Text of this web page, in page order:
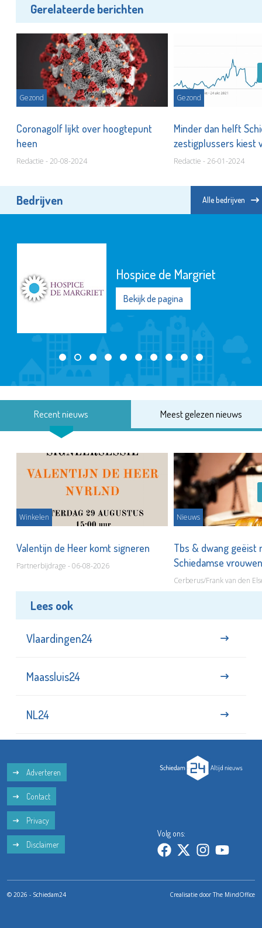
Gerelateerde berichten
Gezond
Coronagolf lijkt over hoogtepunt
heen
Redactie - 20-08-2024
Gezond
Minder dan helft
zestigplussers kiest
Redactie - 26-01-2024
Bedrijven Alle bedrijven
Hospice de Margriet
Bekijk de pagina
Recent nieuws Meest gelezen nieuws
Winkelen
Valentijn de Heer komt signeren
Partnerbijdrage - 06-08-2026
Nieuws
Tbs & dwang geëist
Schiedamse
Cerberus/Frank van den
Lees ook
Vlaardingen24
Maassluis24
NL24
Adverteren
Contact
Privacy
Disclaimer
Volg ons:
© 2026 - Schiedam24 Crealisatie doorThe MindOffice